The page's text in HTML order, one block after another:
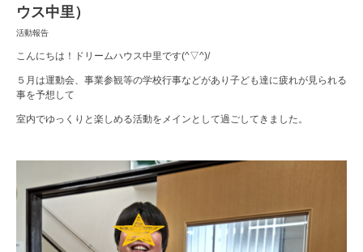
ウス中里）
活動報告
こんにちは！ドリームハウス中里です(^▽^)/
５月は運動会、事業参観等の学校行事などがあり子ども達に疲れが見られる
事を予想して
室内でゆっくりと楽しめる活動をメインとして過ごしてきました。